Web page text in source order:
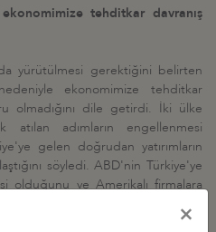
tehditkar davranış
yürütülmesi gerektiğini belirten
ekonomimize tehditkar
olmadığını dile getirdi. İki ülke
atılan adımların engellenmesi
gelen doğrudan yatırımların
söyledi. ABD'nin Türkiye'ye
olduğunu ve Amerikalı firmalara
istifade edilmesi gerektiğinin
×